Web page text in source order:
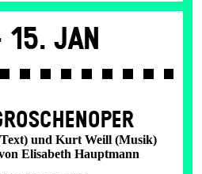
15. Jan
und Kurt Weill (Musik)
Elisabeth Hauptmann